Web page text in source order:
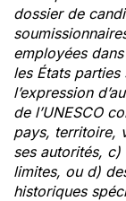
dossier de
employées
les États parties
l’expression
de l’UNESCO
pays, territoire,
ses autorités,
limites, ou d)
historiques